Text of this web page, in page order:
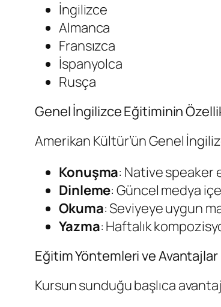
İngilizce
Almanca
Fransızca
İspanyolca
Rusça
Genel İngilizce Eğitiminin
Amerikan Kültür’ün Genel
Konuşma: Native
Dinleme: Güncel medya
Okuma: Seviyeye uygun
Yazma: Haftalık
Eğitim Yöntemleri ve Avantajlar
Kursun sunduğu başlıca